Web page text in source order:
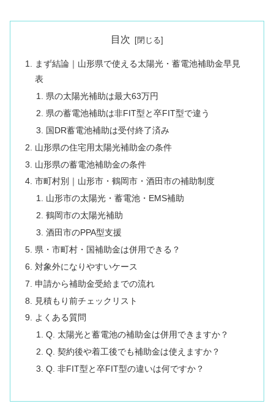
目次
まず結論｜山形県で使える太陽光・蓄電池補助金早見
表
県の太陽光補助は最大63万円
県の蓄電池補助は非FIT型と卒FIT型で違う
国DR蓄電池補助は受付終了済み
山形県の住宅用太陽光補助金の条件
山形県の蓄電池補助金の条件
市町村別｜山形市・鶴岡市・酒田市の補助制度
山形市の太陽光・蓄電池・EMS補助
鶴岡市の太陽光補助
酒田市のPPA型支援
県・市町村・国補助金は併用できる？
対象外になりやすいケース
申請から補助金受給までの流れ
見積もり前チェックリスト
よくある質問
Q. 太陽光と蓄電池の補助金は併用できますか？
Q. 契約後や着工後でも補助金は使えますか？
Q. 非FIT型と卒FIT型の違いは何ですか？